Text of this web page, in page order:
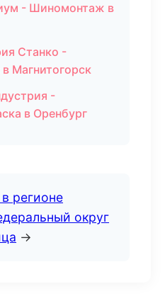
- Шиномонтаж в
Станко -
Магнитогорск
-
в Оренбург
регионе
округ
→